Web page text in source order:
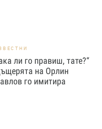
ли го правиш, тате?“
на Орлин
го имитира